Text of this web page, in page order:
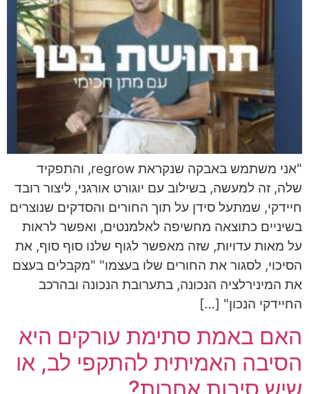
"אני משתמש באבקה שנקראת regrow, והתפקיד
שלה, זה למעשה, בשילוב עם יוגורט אורגני, ליצור רובד
חיידקי, שמתעל סידן על תוך החורים והסדקים שנוצרים
בשיניים כתוצאה מחשיפה לאלמנטים, ואפשר לראות
על מאות עדויות, שזה מאפשר לגוף שלנו סוף סוף, את
הסיכוי, לסגור את החורים שלו בעצמו" "מקבלים בעצם
את המינירלציה הנכונה, בתערובת הנכונה ובהרכב
החיידקי הנכון" […]
האם באמת סתימת עורקים היא
הסיבה האמיתית להתקפי לב, או